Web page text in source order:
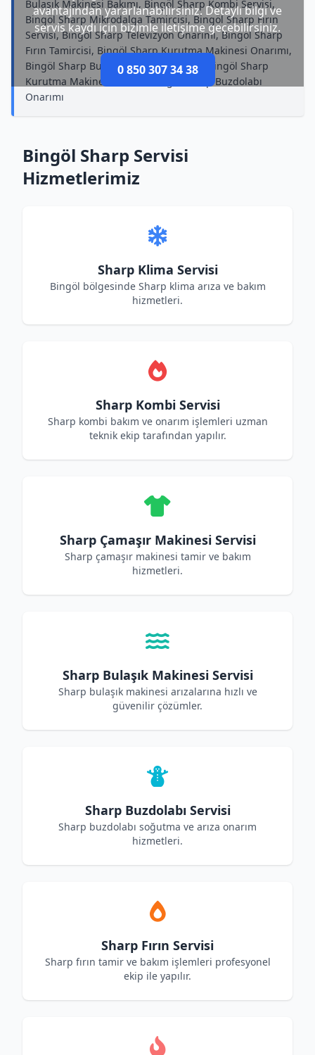
avantajından yararlanabilirsiniz. Detaylı bilgi ve
servis kaydı için bizimle iletişime geçebilirsiniz.
0 850 307 34 38
Bulaşık Makinesi Bakımı, Bingöl Sharp Kombi Servisi,
Bingöl Sharp Mikrodalga Tamircisi, Bingöl Sharp Fırın
Servisi, Bingöl Sharp Televizyon Onarımı, Bingöl Sharp
Fırın Tamircisi, Bingöl Sharp Kurutma Makinesi Onarımı,
Bingöl Sharp Bulaşık Makinesi Servisi, Bingöl Sharp
Kurutma Makinesi Servisi, Bingöl Sharp Buzdolabı
Onarımı
Bingöl Sharp Servisi
Hizmetlerimiz
Sharp Klima Servisi
Bingöl bölgesinde Sharp klima arıza ve bakım
hizmetleri.
Sharp Kombi Servisi
Sharp kombi bakım ve onarım işlemleri uzman
teknik ekip tarafından yapılır.
Sharp Çamaşır Makinesi Servisi
Sharp çamaşır makinesi tamir ve bakım
hizmetleri.
Sharp Bulaşık Makinesi Servisi
Sharp bulaşık makinesi arızalarına hızlı ve
güvenilir çözümler.
Sharp Buzdolabı Servisi
Sharp buzdolabı soğutma ve arıza onarım
hizmetleri.
Sharp Fırın Servisi
Sharp fırın tamir ve bakım işlemleri profesyonel
ekip ile yapılır.